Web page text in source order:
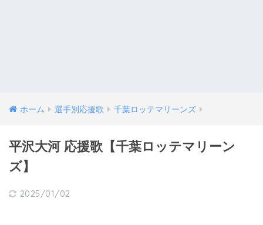
ホーム 選手別応援歌 千葉ロッテマリーンズ
平沢大河 応援歌【千葉ロッテマリーン
ズ】
2025/01/02